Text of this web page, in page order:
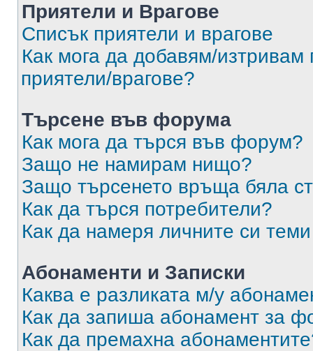
Приятели и Врагове
Списък приятели и врагове
Как мога да добавям/изтривам
приятели/врагове?
Търсене във форума
Как мога да търся във форум?
Защо не намирам нищо?
Защо търсенето връща бяла
Как да търся потребители?
Как да намеря личните си
Абонаменти и Записки
Каква е разликата м/у
Как да запиша абонамент за
Как да премахна